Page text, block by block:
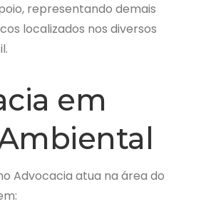
representando demais
localizados nos diversos
em
Advocacia atua na área do